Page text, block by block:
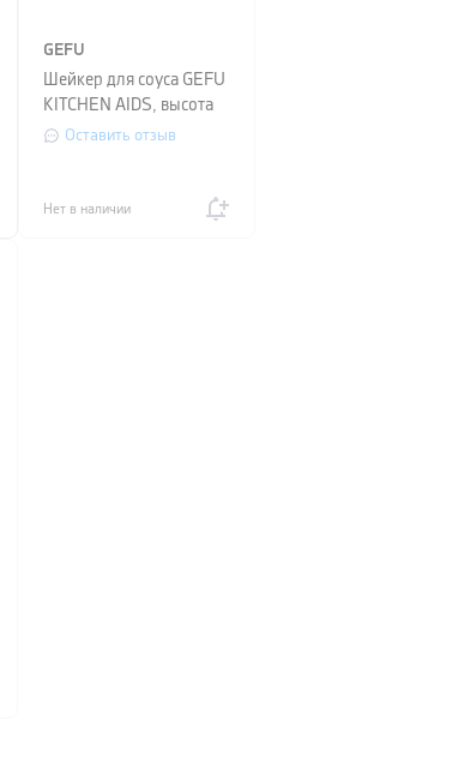
GEFU
Шейкер для соуса GEFU
KITCHEN AIDS, высота
19,8 см, прозрачный
Оставить отзыв
Нет в наличии